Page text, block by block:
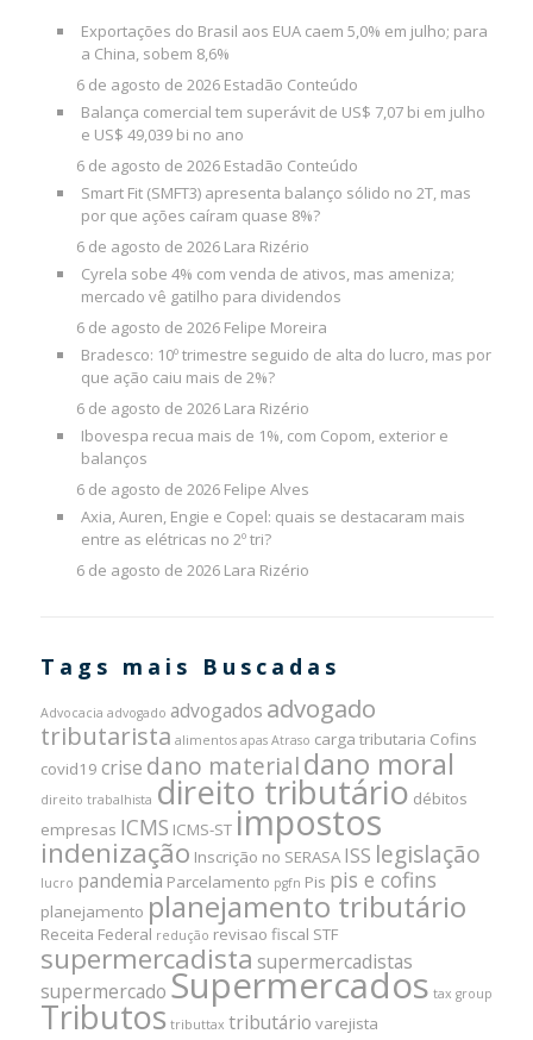
Exportações do Brasil aos EUA caem 5,0% em julho; para
a China, sobem 8,6%
6 de agosto de 2026 Estadão Conteúdo
Balança comercial tem superávit de US$ 7,07 bi em julho
e US$ 49,039 bi no ano
6 de agosto de 2026 Estadão Conteúdo
Smart Fit (SMFT3) apresenta balanço sólido no 2T, mas
por que ações caíram quase 8%?
6 de agosto de 2026 Lara Rizério
Cyrela sobe 4% com venda de ativos, mas ameniza;
mercado vê gatilho para dividendos
6 de agosto de 2026 Felipe Moreira
Bradesco: 10º trimestre seguido de alta do lucro, mas por
que ação caiu mais de 2%?
6 de agosto de 2026 Lara Rizério
Ibovespa recua mais de 1%, com Copom, exterior e
balanços
6 de agosto de 2026 Felipe Alves
Axia, Auren, Engie e Copel: quais se destacaram mais
entre as elétricas no 2º tri?
6 de agosto de 2026 Lara Rizério
Tags mais Buscadas
Advocacia advogado advogados advogado
tributarista alimentos apas Atraso carga tributaria Cofins
covid19 crise dano materialdano moral
direito trabalhista direito tributário débitos
empresas ICMS ICMS-ST impostos
indenização Inscrição no SERASA ISS legislação
lucro pandemia Parcelamento pgfn Pis pis e cofins
planejamento planejamento tributário
Receita Federal redução revisao fiscal STF
supermercadista supermercadistas
supermercado Supermercados tax group
Tributos tributtax tributário varejista